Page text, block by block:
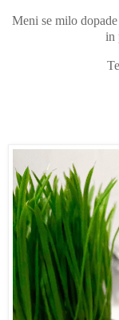
Meni se milo
in